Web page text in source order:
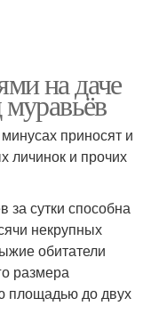
на даче
приносят и
личинок и прочих
сутки способна
некрупных
обитатели
размера
площадью до двух